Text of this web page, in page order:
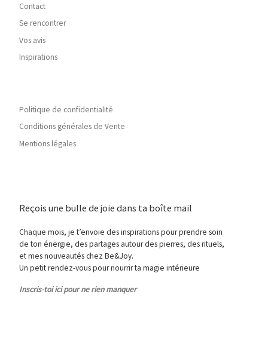
Contact
Se rencontrer
Vos avis
Inspirations
Politique de confidentialité
Conditions générales de Vente
Mentions légales
Reçois une bulle de joie dans ta boîte mail
Chaque mois, je t’envoie des inspirations pour prendre soin
de ton énergie, des partages autour des pierres, des rituels,
et mes nouveautés chez Be&Joy.
Un petit rendez-vous pour nourrir ta magie intérieure
Inscris-toi ici pour ne rien manquer